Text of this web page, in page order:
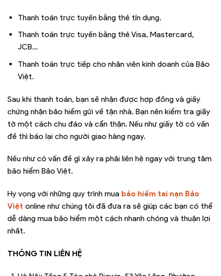
Thanh toán trực tuyến bằng thẻ tín dụng.
Thanh toán trực tuyến bằng thẻ Visa, Mastercard,
JCB…
Thanh toán trực tiếp cho nhân viên kinh doanh của Bảo
Việt.
Sau khi thanh toán, bạn sẽ nhận được hợp đồng và giấy
chứng nhận bảo hiểm gửi về tận nhà. Bạn nên kiểm tra giấy
tờ một cách chu đáo và cẩn thận. Nếu như giấy tờ có vấn
đề thì báo lại cho người giao hàng ngay.
Nếu như có vấn đề gì xảy ra phải liên hệ ngay với trung tâm
bảo hiểm Bảo Việt.
Hy vọng với những quy trình mua bảo hiểm tai nạn Bảo
Việt online như chúng tôi đã đưa ra sẽ giúp các bạn có thể
dễ dàng mua bảo hiểm một cách nhanh chóng và thuận lợi
nhất.
THÔNG TIN LIÊN HỆ